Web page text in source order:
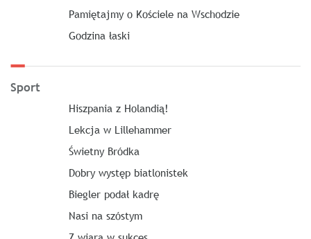
Pamiętajmy o Kościele na Wschodzie
Godzina łaski
Sport
Hiszpania z Holandią!
Lekcja w Lillehammer
Świetny Bródka
Dobry występ biatlonistek
Biegler podał kadrę
Nasi na szóstym